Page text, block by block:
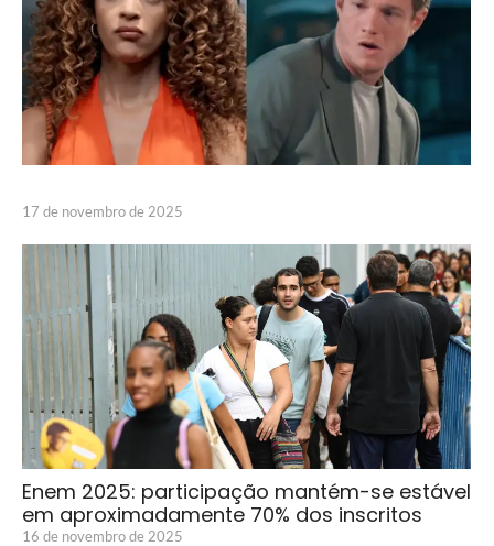
17 de novembro de 2025
Enem 2025: participação mantém-se estável
em aproximadamente 70% dos inscritos
16 de novembro de 2025